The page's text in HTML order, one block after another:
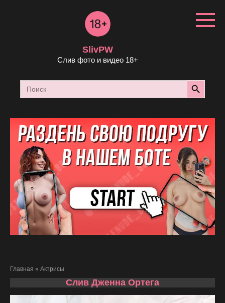
SlivPW
Слив фото и видео 18+
Search
for:
Search Button
Главная » Актрисы
Слив Дженна Ортега